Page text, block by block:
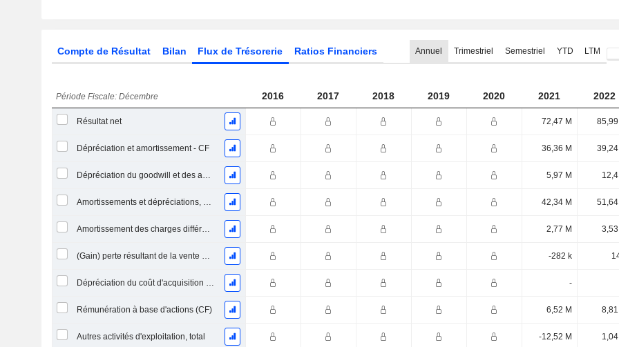
Compte de Résultat Bilan Flux de Trésorerie Ratios Financiers Annuel Trimestriel Semestriel YTD LTM
Période Fiscale: Décembre 2016 2017 2018 2019 2020 2021 2022
Résultat net 72,47 M 85,99
Dépréciation et amortissement - CF 36,36 M 39,24
Dépréciation du goodwill et des actifs intangibles 5,97 M 12,4
Amortissements et dépréciations, Total 42,34 M 51,64
Amortissement des charges différées, Total - (CF) 2,77 M 3,53
(Gain) perte résultant de la vente d'un actif -282 k
Dépréciation du coût d'acquisition d'actifs et dépenses de restructuration -
Rémunération à base d'actions (CF) 6,52 M 8,81
Autres activités d'exploitation, total -12,52 M 1,04